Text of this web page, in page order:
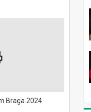
Braga 2024